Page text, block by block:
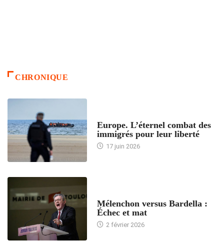
CHRONIQUE
Europe. L’éternel combat des
immigrés pour leur liberté
17 juin 2026
Mélenchon versus Bardella :
Échec et mat
2 février 2026